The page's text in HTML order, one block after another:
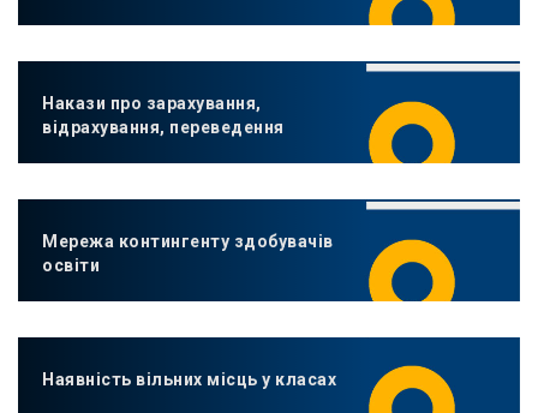
Накази про зарахування,
відрахування, переведення
Мережа контингенту здобувачів
освіти
Наявність вільних місць у класах